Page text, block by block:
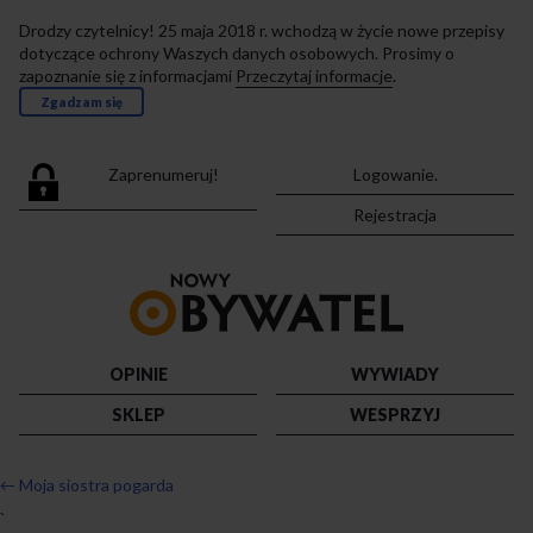
Drodzy czytelnicy! 25 maja 2018 r. wchodzą w życie nowe przepisy
dotyczące ochrony Waszych danych osobowych. Prosimy o
zapoznanie się z informacjami Przeczytaj informacje.
Zgadzam się
Zaprenumeruj!
Logowanie.
Rejestracja
strony
OPINIE
WYWIADY
SKLEP
WESPRZYJ
← Moja siostra pogarda
`